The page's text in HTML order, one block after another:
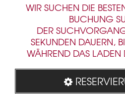
WIR SUCHEN DIE
BUCHUNG
DER
SEKUNDEN DAUERN,
WÄHREND DAS LADEN